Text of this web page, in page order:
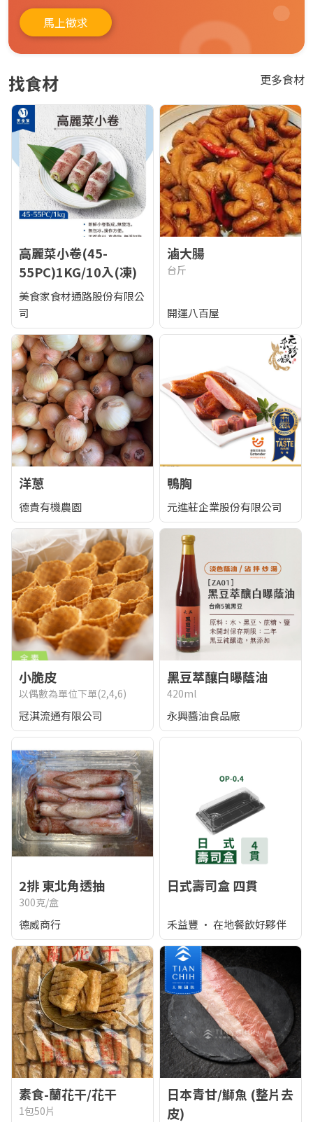
馬上徵求
找食材 更多食材
高麗菜小卷(45-
55PC)1KG/10入(凍)
美食家食材通路股份有限公
司
滷大腸
台斤
開運八百屋
洋蔥
德貴有機農園
鴨胸
元進莊企業股份有限公司
小脆皮
以偶數為單位下單(2,4,6)
冠淇流通有限公司
黑豆萃釀白曝蔭油
420ml
永興醬油食品廠
2排 東北角透抽
300克/盒
德威商行
日式壽司盒 四貫
禾益豐 • 在地餐飲好夥伴
素食-蘭花干/花干
1包50片
日本青甘/鰤魚 (整片去
皮)